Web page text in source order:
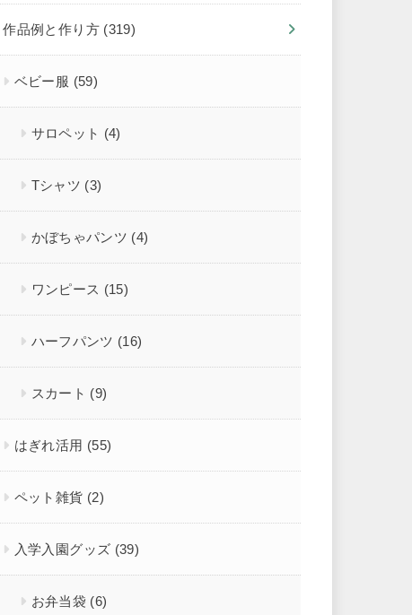
作品例と作り方 (319)
ベビー服 (59)
サロペット (4)
Tシャツ (3)
かぼちゃパンツ (4)
ワンピース (15)
ハーフパンツ (16)
スカート (9)
はぎれ活用 (55)
ペット雑貨 (2)
入学入園グッズ (39)
お弁当袋 (6)